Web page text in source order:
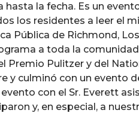
la fecha. Es un
los residentes a leer el
Pública de Richmond,
a toda la
Premio Pulitzer y del
culminó con un evento
con el Sr. Everett
y, en especial, a